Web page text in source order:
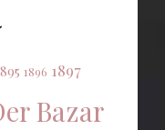
1896 1897
Bazar